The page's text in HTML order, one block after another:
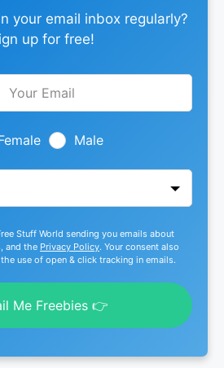
your email inbox regularly?
up for free!
Male
Stuff World sending you emails about
and the Privacy Policy. Your consent also
use of open & click tracking in emails.
Me Freebies 👉